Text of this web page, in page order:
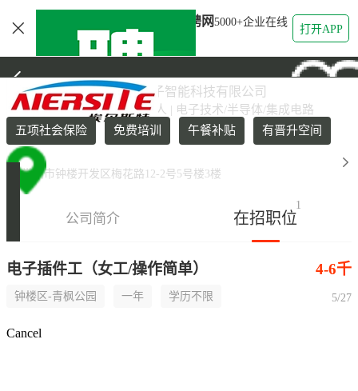
本地找工作-常州招聘网5000+企业在线
直聘
打开APP
埃尔斯特电子智能科技
常州埃尔斯特电子智能科技有限公司
民营公司 | 50-150人 | 电子技术/半导体/集成电路
五项社会保险
免费培训 午餐补贴 有晋升空间
常州市-钟楼区-钟楼其他区域
常州市钟楼开发区梅花路12-2号5号楼3楼
公司简介 在招职位
1
电子插件工（女工/操作简单） 4-6千
钟楼区-青枫公园 一年 学历不限 5/27
Cancel